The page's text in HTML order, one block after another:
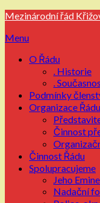
Přejdi
obsah
Mezinárodní řád
Menu
O Řádu
. Historie
.
Podmínky
Organizace Řádu
Činnost
Činnost Řádu
Spolupracujeme
Jeho
Nadační